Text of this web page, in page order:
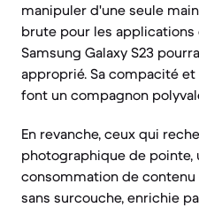
manipuler d'une seule
brute pour les applications
Samsung Galaxy S23
approprié. Sa compacité
font un compagnon
En revanche, ceux qui
photographique de pointe,
consommation de
sans surcouche, enrichie